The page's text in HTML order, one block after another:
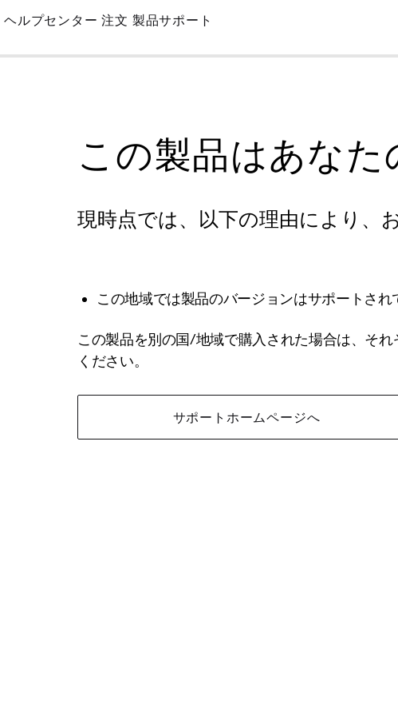
Skip
Main
ヘルプセンター 注文 製品サポート
この製品はあな
現時点では、以下の理由により、
この地域では製品のバージョンはサポートされ
この製品を別の国/地域で購入された場合は、そ
ください。
サポートホームページへ